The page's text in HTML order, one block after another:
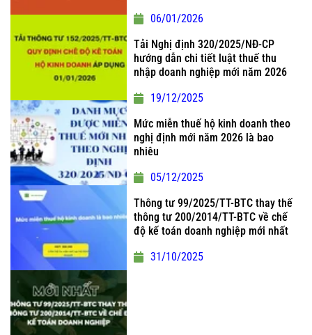
06/01/2026
Tải Nghị định 320/2025/NĐ-CP
hướng dẫn chi tiết luật thuế thu
nhập doanh nghiệp mới năm 2026
19/12/2025
Mức miễn thuế hộ kinh doanh theo
nghị định mới năm 2026 là bao
nhiêu
05/12/2025
Thông tư 99/2025/TT-BTC thay thế
thông tư 200/2014/TT-BTC về chế
độ kế toán doanh nghiệp mới nhất
31/10/2025